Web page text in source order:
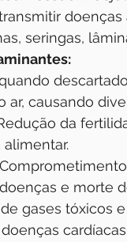
doenças
seringas,
ar, causando
da
e morte
gases tóxicos